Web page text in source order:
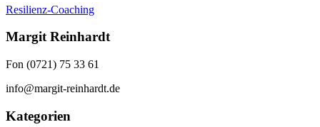
Resilienz-Coaching
Margit Reinhardt
Fon (0721) 75 33 61
info@margit-reinhardt.de
Kategorien